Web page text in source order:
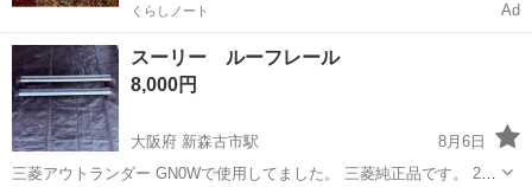
くらしノート Ad
スーリー ルーフレール
8,000円
大阪府 新森古市駅
8月6日
三菱アウトランダー GN0Wで使用してました。 三菱純正品です。 2年